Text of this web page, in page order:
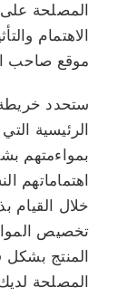
المصلحة على
الاهتمام
موقع صاحب
ستحدد
الرئيسية
اهتماماتهم
خلال القيام
تخصيص
المنتج
المصلحة